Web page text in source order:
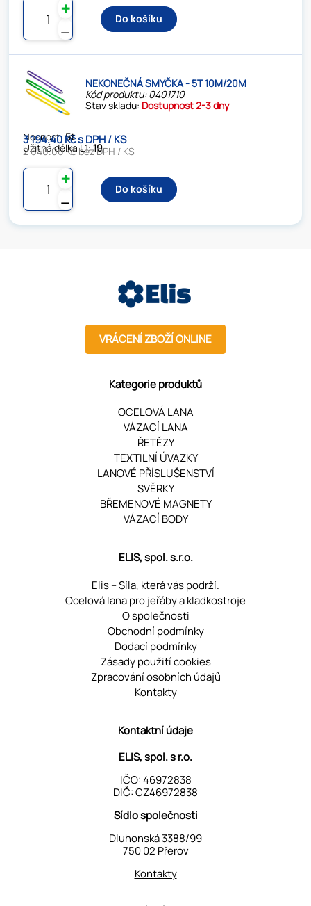
⚊
✚
Do košíku
NEKONEČNÁ SMYČKA - 5T 10M/20M
Kód produktu: 0401710
Stav skladu: Dostupnost 2-3 dny
Nosnost:5t
Užitná délka L1:10
3 194.40 Kč s DPH / KS
2 640.00 Kč bez DPH / KS
⚊
✚
Do košíku
VRÁCENÍ ZBOŽÍ ONLINE
Kategorie produktů
OCELOVÁ LANA
VÁZACÍ LANA
ŘETĚZY
TEXTILNÍ ÚVAZKY
LANOVÉ PŘÍSLUŠENSTVÍ
SVĚRKY
BŘEMENOVÉ MAGNETY
VÁZACÍ BODY
ELIS, spol. s.r.o.
Elis – Síla, která vás podrží.
Ocelová lana pro jeřáby a kladkostroje
O společnosti
Obchodní podmínky
Dodací podmínky
Zásady použití cookies
Zpracování osobních údajů
Kontakty
Kontaktní údaje
ELIS, spol. s r.o.
IČO: 46972838
DIČ: CZ46972838
Sídlo společnosti
Dluhonská 3388/99
750 02 Přerov
Kontakty